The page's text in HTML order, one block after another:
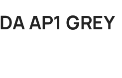
AP1 GREY